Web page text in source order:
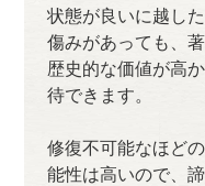
状態が良いに越し
傷みがあっても、
歴史的な価値が高
待できます。
修復不可能なほど
能性は高いので、